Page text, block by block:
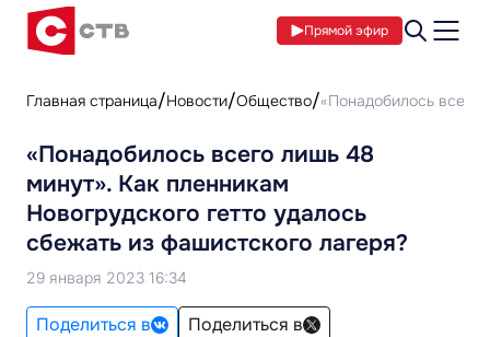
Прямой эфир
Главная страница Новости Общество «Понадобилось всего
«Понадобилось всего лишь 48
минут». Как пленникам
Новогрудского гетто удалось
сбежать из фашистского лагеря?
29 января 2023 16:34
Поделиться в
Поделиться в